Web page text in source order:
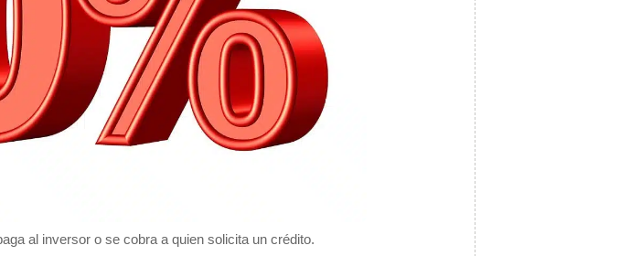
al inversor o se cobra a quien solicita un crédito.